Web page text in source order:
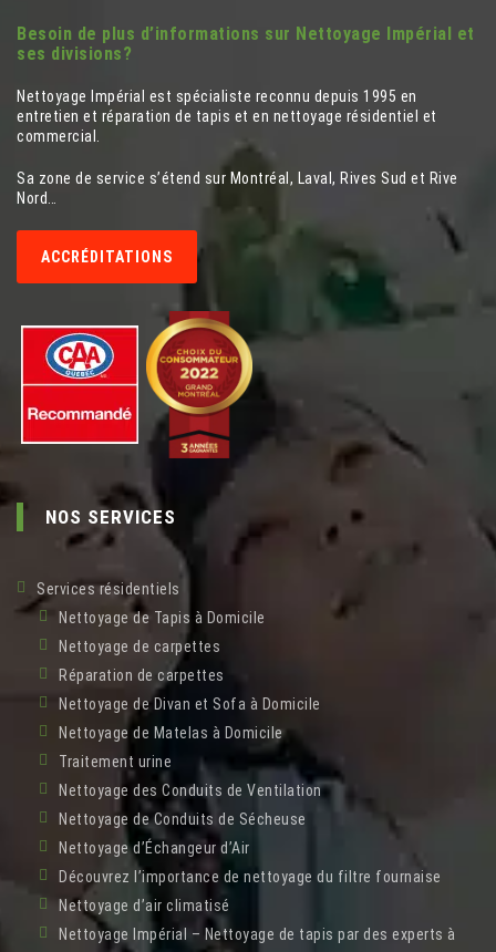
Besoin de plus d’informations sur Nettoyage Impérial et
ses divisions?
Nettoyage Impérial est spécialiste reconnu depuis 1995 en
entretien et réparation de tapis et en nettoyage résidentiel et
commercial.
Sa zone de service s’étend sur Montréal, Laval, Rives Sud et Rive
Nord…
ACCRÉDITATIONS
NOS SERVICES
Services résidentiels
Nettoyage de Tapis à Domicile
Nettoyage de carpettes
Réparation de carpettes
Nettoyage de Divan et Sofa à Domicile
Nettoyage de Matelas à Domicile
Traitement urine
Nettoyage des Conduits de Ventilation
Nettoyage de Conduits de Sécheuse
Nettoyage d’Échangeur d’Air
Découvrez l’importance de nettoyage du filtre fournaise
Nettoyage d’air climatisé
Nettoyage Impérial – Nettoyage de tapis par des experts à